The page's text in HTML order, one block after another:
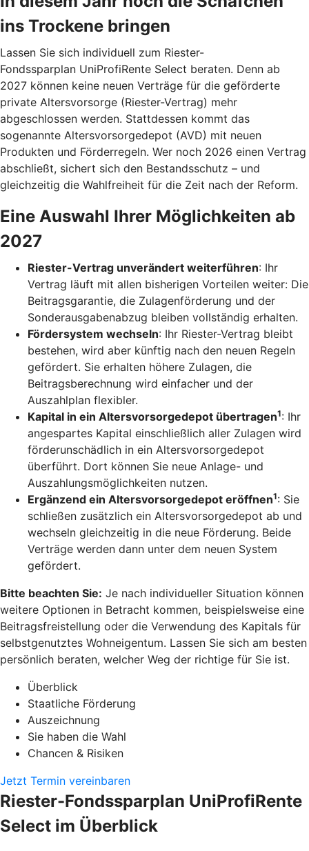
ins Trockene bringen
Lassen Sie sich individuell zum Riester-
Fondssparplan UniProfiRente Select beraten. Denn ab
2027 können keine neuen Verträge für die geförderte
private Altersvorsorge (Riester-Vertrag) mehr
abgeschlossen werden. Stattdessen kommt das
sogenannte Altersvorsorgedepot (AVD) mit neuen
Produkten und Förderregeln. Wer noch 2026 einen Vertrag
abschließt, sichert sich den Bestandsschutz – und
gleichzeitig die Wahlfreiheit für die Zeit nach der Reform.
Eine Auswahl Ihrer Möglichkeiten ab
2027
Riester-Vertrag unverändert weiterführen: Ihr
Vertrag läuft mit allen bisherigen Vorteilen weiter: Die
Beitragsgarantie, die Zulagenförderung und der
Sonderausgabenabzug bleiben vollständig erhalten.
Fördersystem wechseln: Ihr Riester-Vertrag bleibt
bestehen, wird aber künftig nach den neuen Regeln
gefördert. Sie erhalten höhere Zulagen, die
Beitragsberechnung wird einfacher und der
Auszahlplan flexibler.
Kapital in ein Altersvorsorgedepot übertragen1: Ihr
angespartes Kapital einschließlich aller Zulagen wird
förderunschädlich in ein Altersvorsorgedepot
überführt. Dort können Sie neue Anlage- und
Auszahlungsmöglichkeiten nutzen.
Ergänzend ein Altersvorsorgedepot eröffnen1: Sie
schließen zusätzlich ein Altersvorsorgedepot ab und
wechseln gleichzeitig in die neue Förderung. Beide
Verträge werden dann unter dem neuen System
gefördert.
Bitte beachten Sie: Je nach individueller Situation können
weitere Optionen in Betracht kommen, beispielsweise eine
Beitragsfreistellung oder die Verwendung des Kapitals für
selbstgenutztes Wohneigentum. Lassen Sie sich am besten
persönlich beraten, welcher Weg der richtige für Sie ist.
Überblick
Staatliche Förderung
Auszeichnung
Sie haben die Wahl
Chancen & Risiken
Jetzt Termin vereinbaren
Riester-Fondssparplan UniProfiRente
Select im Überblick